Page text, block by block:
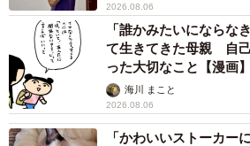
2026.08.06
「誰かみたいにならな
て生きてきた母親 自
った大切なこと【漫画】
海川 まこと
2026.08.06
「かわいいストーカー